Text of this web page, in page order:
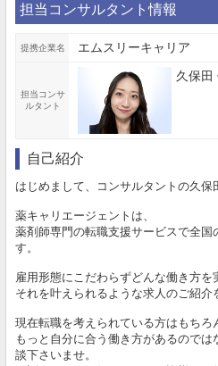
担当コンサルタント情報
提携企業名 エムスリーキャリア
担当コンサ
ルタント
久保田
自己紹介
はじめまして、コンサルタントの久保
薬キャリエージェントは、
薬剤師専門の転職支援サービスで全国
す。
雇用形態にこだわらずどんな働き方を
それを叶えられるような求人のご紹介
現在転職を考えられている方はもちろ
もっと自分に合う働き方があるので
談下さいませ。